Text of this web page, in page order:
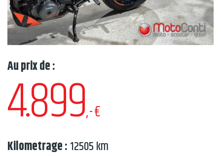
Au prix de :
4.899,-€
Kilometrage :12505 km